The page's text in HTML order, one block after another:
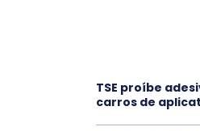
TSE proíbe
carros de